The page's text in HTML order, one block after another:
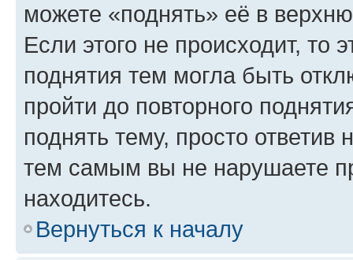
можете «поднять» её в
Если этого не происходит, то
поднятия тем могла быть
пройти до повторного
поднять тему, просто ответив
тем самым вы не нарушаете
находитесь.
Вернуться к началу